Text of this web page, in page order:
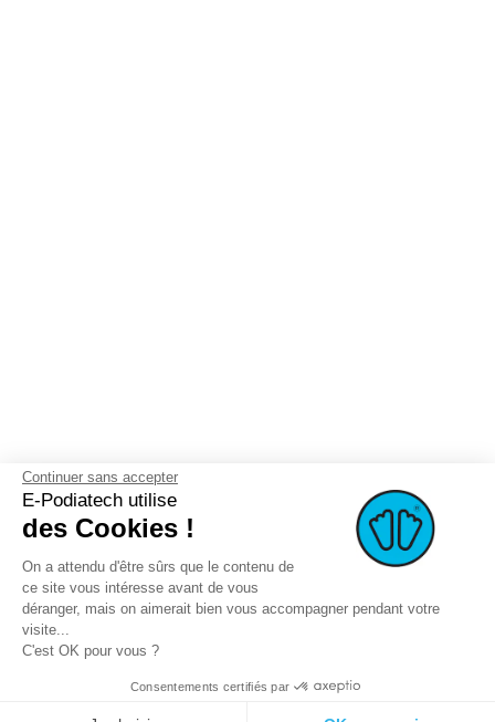
Continuer sans accepter
E-Podiatech utilise
des Cookies !
On a attendu d'être sûrs que le contenu de
ce site vous intéresse avant de vous
déranger, mais on aimerait bien vous accompagner pendant votre
visite...
C'est OK pour vous ?
Consentements certifiés par